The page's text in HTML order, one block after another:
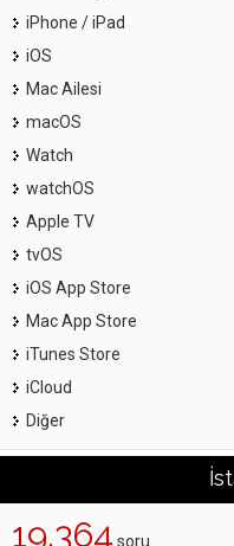
iPhone / iPad
iOS
Mac Ailesi
macOS
Watch
watchOS
Apple TV
tvOS
iOS App Store
Mac App Store
iTunes Store
iCloud
Diğer
19,364 soru